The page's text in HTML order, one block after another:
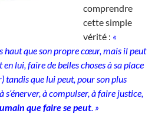
comprendre
cette simple
vérité : «
haut que son propre cœur, mais il peut
lui, faire de belles choses à sa place
tandis que lui peut, pour son plus
à compulser, à faire justice,
que faire se peut . »